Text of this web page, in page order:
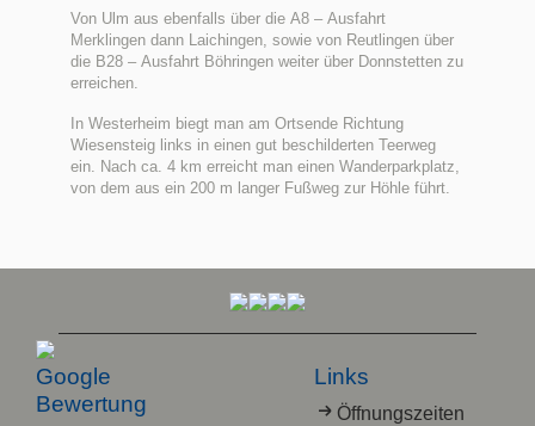
Von Ulm aus ebenfalls über die A8 – Ausfahrt
Merklingen dann Laichingen, sowie von Reutlingen über
die B28 – Ausfahrt Böhringen weiter über Donnstetten zu
erreichen.
In Westerheim biegt man am Ortsende Richtung
Wiesensteig links in einen gut beschilderten Teerweg
ein. Nach ca. 4 km erreicht man einen Wanderparkplatz,
von dem aus ein 200 m langer Fußweg zur Höhle führt.
Google
Bewertung
Links
Öffnungszeiten